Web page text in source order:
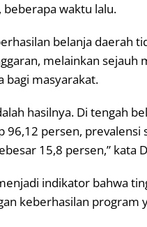
beberapa waktu lalu.
belanja daerah
melainkan sejauh
bagi masyarakat.
hasilnya. Di tengah
96,12 persen,
15,8 persen,” kata
indikator bahwa
keberhasilan program